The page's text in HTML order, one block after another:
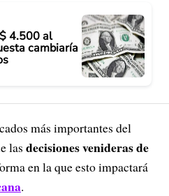
4.500 al
cambiaría
más importantes del
las decisiones venideras de
en la que esto impactará
.